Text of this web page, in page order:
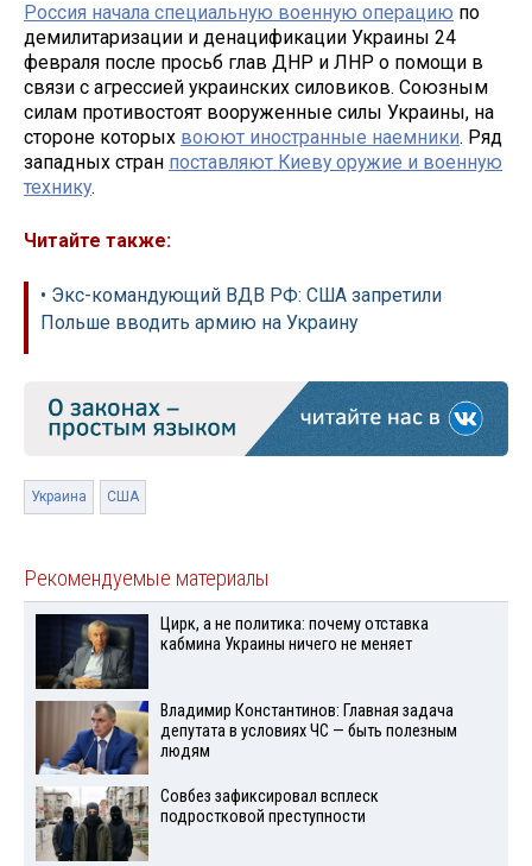
Россия начала специальную военную операцию по
демилитаризации и денацификации Украины 24
февраля после просьб глав ДНР и ЛНР о помощи в
связи с агрессией украинских силовиков. Союзным
силам противостоят вооруженные силы Украины, на
стороне которых воюют иностранные наемники. Ряд
западных стран поставляют Киеву оружие и военную
технику.
Читайте также:
• Экс-командующий ВДВ РФ: США запретили
Польше вводить армию на Украину
Украина США
Рекомендуемые материалы
Цирк, а не политика: почему отставка
кабмина Украины ничего не меняет
Владимир Константинов: Главная задача
депутата в условиях ЧС — быть полезным
людям
Совбез зафиксировал всплеск
подростковой преступности